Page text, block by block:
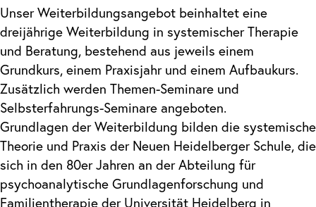
Unser Weiterbildungsangebot beinhaltet eine
dreijährige Weiterbildung in systemischer Therapie
und Beratung, bestehend aus jeweils einem
Grundkurs, einem Praxisjahr und einem Aufbaukurs.
Zusätzlich werden Themen-Seminare und
Selbsterfahrungs-Seminare angeboten.
Grundlagen der Weiterbildung bilden die systemische
Theorie und Praxis der Neuen Heidelberger Schule, die
sich in den 80er Jahren an der Abteilung für
psychoanalytische Grundlagenforschung und
Familientherapie der Universität Heidelberg in